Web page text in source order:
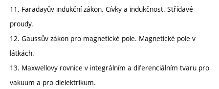
11. Faradayův indukční zákon. Cívky a indukčnost. Střídavé
proudy.
12. Gaussův zákon pro magnetické pole. Magnetické pole v
látkách.
13. Maxwellovy rovnice v integrálním a diferenciálním tvaru pro
vakuum a pro dielektrikum.